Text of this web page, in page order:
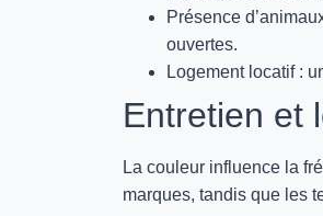
Présence
ouvertes.
Logement locatif :
Entretien et
La couleur influence la
marques, tandis que les